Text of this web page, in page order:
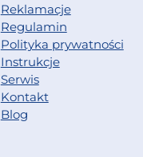
Reklamacje
Regulamin
Polityka prywatności
Instrukcje
Serwis
Kontakt
Blog